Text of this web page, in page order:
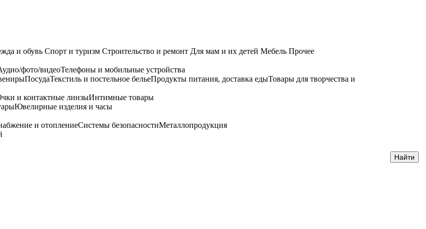
и обувь Спорт и туризм Строительство и ремонт Для мам и их детей Мебель Прочее
фото/видеоТелефоны и мобильные устройства
ПосудаТекстиль и постельное бельеПродукты питания, доставка едыТовары для творчества и
и контактные линзыИнтимные товары
Ювелирные изделия и часы
и отоплениеСистемы безопасностиМеталлопродукция